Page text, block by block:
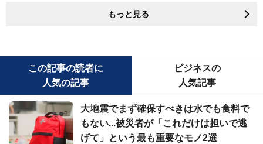
もっと見る
この記事の読者に
人気の記事
ビジネスの
人気記事
大地震でまず確保すべきは水でも食料で
もない...被災者が「これだけは担いで逃
げて」という最も重要なモノ2選